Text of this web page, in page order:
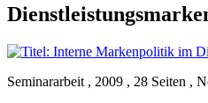
Seminararbeit , 2009 , 28 Seiten ,